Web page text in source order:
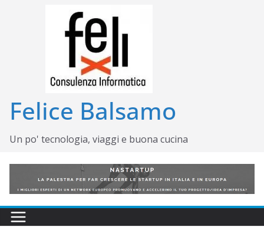
Felice Balsamo
Un po' tecnologia, viaggi e buona cucina